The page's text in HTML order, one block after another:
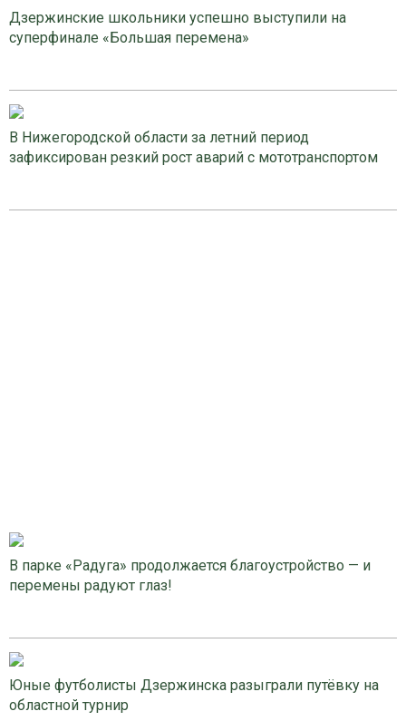
Дзержинские школьники успешно выступили на
суперфинале «Большая перемена»
В Нижегородской области за летний период
зафиксирован резкий рост аварий с мототранспортом
В парке «Радуга» продолжается благоустройство — и
перемены радуют глаз!
Юные футболисты Дзержинска разыграли путёвку на
областной турнир